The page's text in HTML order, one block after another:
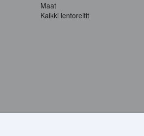
Maat
Kaikki lentoreitit